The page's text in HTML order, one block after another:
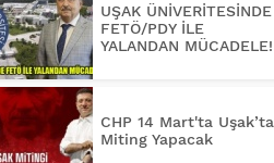
UŞAK ÜNİVERİTESİNDE
FETÖ/PDY İLE
YALANDAN MÜCADELE!
CHP 14 Mart'ta Uşak’ta
Miting Yapacak